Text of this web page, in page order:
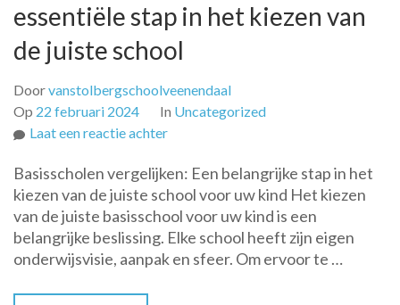
essentiële stap in het kiezen van
de juiste school
Doorvanstolbergschoolveenendaal
Op 22 februari 2024 In Uncategorized
Laat een reactie achterop
vergelijken:
Een
essentiële
stap
in
Basisscholen vergelijken: Een belangrijke stap in het
kiezen van de juiste school voor uw kind Het kiezen
van de juiste basisschool voor uw kind is een
belangrijke beslissing. Elke school heeft zijn eigen
onderwijsvisie, aanpak en sfeer. Om ervoor te …